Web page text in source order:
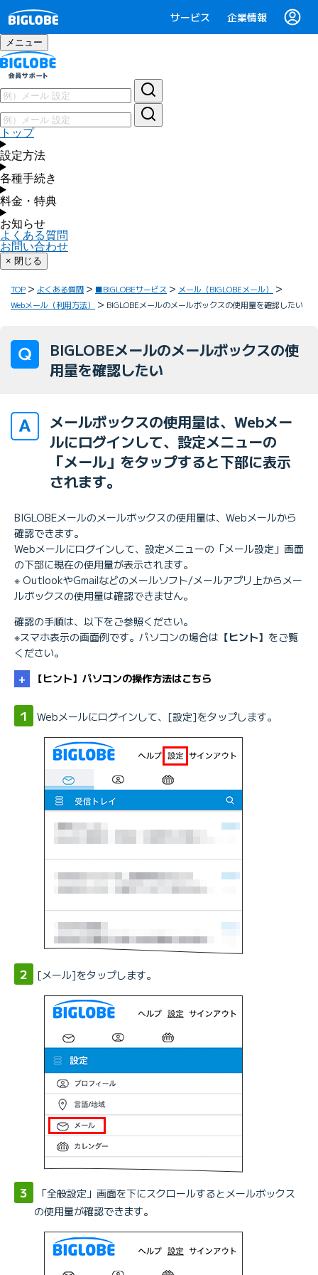
サービス 企業情報
メニュー
トップ
設定方法
各種手続き
料金・特典
お知らせ
よくある質問
お問い合わせ
× 閉じる
TOP よくある質問 ■BIGLOBEサービス
メール（BIGLOBEメール）
Webメール（利用方法）
BIGLOBEメールのメールボックスの使用量を確認したい
BIGLOBEメールのメールボックスの使
用量を確認したい
メールボックスの使用量は、Webメー
ルにログインして、設定メニューの
「メール」をタップすると下部に表示
されます。
BIGLOBEメールのメールボックスの使用量は、Webメールから
確認できます。
Webメールにログインして、設定メニューの「メール設定」画面
の下部に現在の使用量が表示されます。
※ OutlookやGmailなどのメールソフト/メールアプリ上からメー
ルボックスの使用量は確認できません。
確認の手順は、以下をご参照ください。
※スマホ表示の画面例です。パソコンの場合は 【ヒント】 をご覧
ください。
【ヒント】パソコンの操作方法はこちら
Webメールにログインして、[設定]をタップします。
[メール]をタップします。
「全般設定」画面を下にスクロールするとメールボックス
の使用量が確認できます。